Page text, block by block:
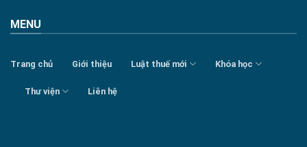
MENU
Trang chủ Giới thiệu Luật thuế mới Khóa học
Thư viện Liên hệ